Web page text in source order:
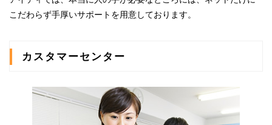
こだわらず手厚いサポートを用意しております。
カスタマーセンター